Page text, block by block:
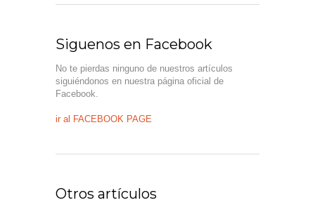
Siguenos en Facebook
No te pierdas ninguno de nuestros artículos
siguiéndonos en nuestra página oficial de
Facebook.
ir al FACEBOOK PAGE
Otros artículos